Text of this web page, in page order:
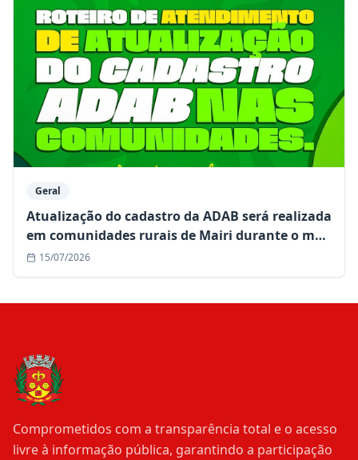
Geral
Atualização do cadastro da ADAB será realizada
em comunidades rurais de Mairi durante o mês
de julho
15/07/2026
Comprometidos com a transparência total e o acesso
livre à informação pública, garantindo a participação